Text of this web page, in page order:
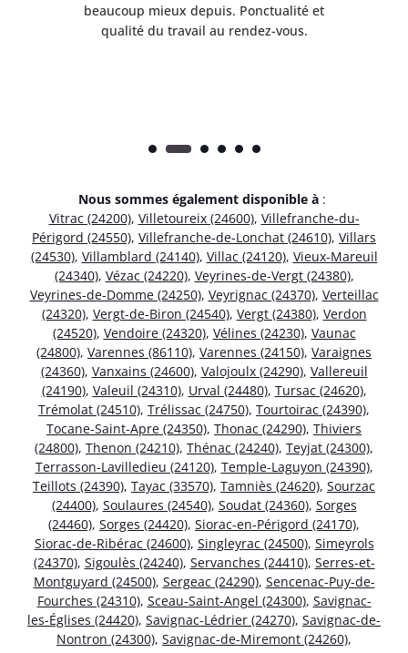
beaucoup mieux depuis. Ponctualité et
qualité du travail au rendez-vous.
Nous sommes également disponible à :
Vitrac (24200), Villetoureix (24600), Villefranche-du-
Périgord (24550), Villefranche-de-Lonchat (24610), Villars
(24530), Villamblard (24140), Villac (24120), Vieux-Mareuil
(24340), Vézac (24220), Veyrines-de-Vergt (24380),
Veyrines-de-Domme (24250), Veyrignac (24370), Verteillac
(24320), Vergt-de-Biron (24540), Vergt (24380), Verdon
(24520), Vendoire (24320), Vélines (24230), Vaunac
(24800), Varennes (86110), Varennes (24150), Varaignes
(24360), Vanxains (24600), Valojoulx (24290), Vallereuil
(24190), Valeuil (24310), Urval (24480), Tursac (24620),
Trémolat (24510), Trélissac (24750), Tourtoirac (24390),
Tocane-Saint-Apre (24350), Thonac (24290), Thiviers
(24800), Thenon (24210), Thénac (24240), Teyjat (24300),
Terrasson-Lavilledieu (24120), Temple-Laguyon (24390),
Teillots (24390), Tayac (33570), Tamniès (24620), Sourzac
(24400), Soulaures (24540), Soudat (24360), Sorges
(24460), Sorges (24420), Siorac-en-Périgord (24170),
Siorac-de-Ribérac (24600), Singleyrac (24500), Simeyrols
(24370), Sigoulès (24240), Servanches (24410), Serres-et-
Montguyard (24500), Sergeac (24290), Sencenac-Puy-de-
Fourches (24310), Sceau-Saint-Angel (24300), Savignac-
les-Églises (24420), Savignac-Lédrier (24270), Savignac-de-
Nontron (24300), Savignac-de-Miremont (24260),